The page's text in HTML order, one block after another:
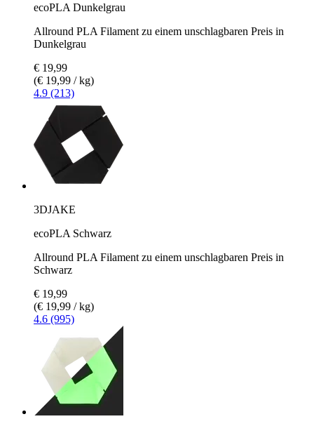
ecoPLA Dunkelgrau
Allround PLA Filament zu einem unschlagbaren Preis in
Dunkelgrau
€ 19,99
(€ 19,99 / kg)
4.9 (213)
3DJAKE
ecoPLA Schwarz
Allround PLA Filament zu einem unschlagbaren Preis in
Schwarz
€ 19,99
(€ 19,99 / kg)
4.6 (995)